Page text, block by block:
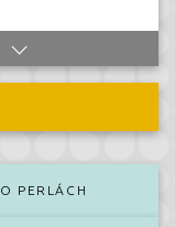
O PERLÁCH